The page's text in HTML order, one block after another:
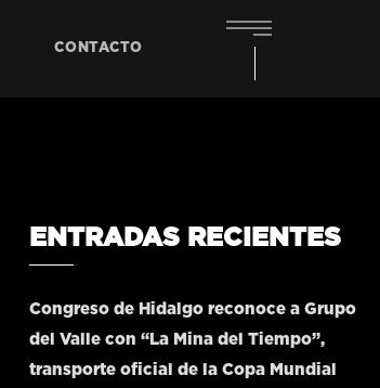
CONTACTO
ENTRADAS RECIENTES
Congreso de Hidalgo reconoce a Grupo
del Valle con “La Mina del Tiempo”,
transporte oficial de la Copa Mundial